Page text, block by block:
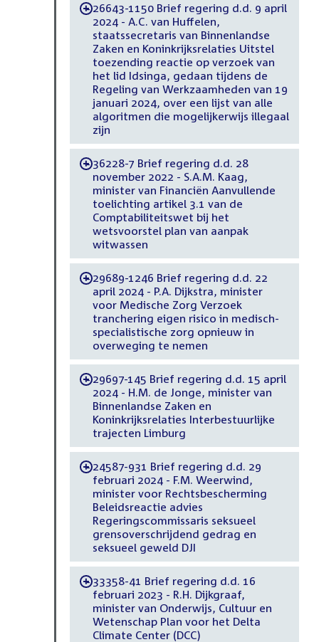
-26643-1150 Brief regering d.d. 9 april
2024 - A.C. van Huffelen,
staatssecretaris van Binnenlandse
Zaken en Koninkrijksrelaties Uitstel
toezending reactie op verzoek van
het lid Idsinga, gedaan tijdens de
Regeling van Werkzaamheden van 19
januari 2024, over een lijst van alle
algoritmen die mogelijkerwijs illegaal
zijn
-36228-7 Brief regering d.d. 28
november 2022 - S.A.M. Kaag,
minister van Financiën Aanvullende
toelichting artikel 3.1 van de
Comptabiliteitswet bij het
wetsvoorstel plan van aanpak
witwassen
-29689-1246 Brief regering d.d. 22
april 2024 - P.A. Dijkstra, minister
voor Medische Zorg Verzoek
tranchering eigen risico in medisch-
specialistische zorg opnieuw in
overweging te nemen
-29697-145 Brief regering d.d. 15 april
2024 - H.M. de Jonge, minister van
Binnenlandse Zaken en
Koninkrijksrelaties Interbestuurlijke
trajecten Limburg
-24587-931 Brief regering d.d. 29
februari 2024 - F.M. Weerwind,
minister voor Rechtsbescherming
Beleidsreactie advies
Regeringscommissaris seksueel
grensoverschrijdend gedrag en
seksueel geweld DJI
-33358-41 Brief regering d.d. 16
februari 2023 - R.H. Dijkgraaf,
minister van Onderwijs, Cultuur en
Wetenschap Plan voor het Delta
Climate Center (DCC)